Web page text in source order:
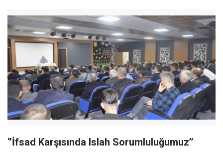
‘’İfsad Karşısında Islah Sorumluluğumuz’’